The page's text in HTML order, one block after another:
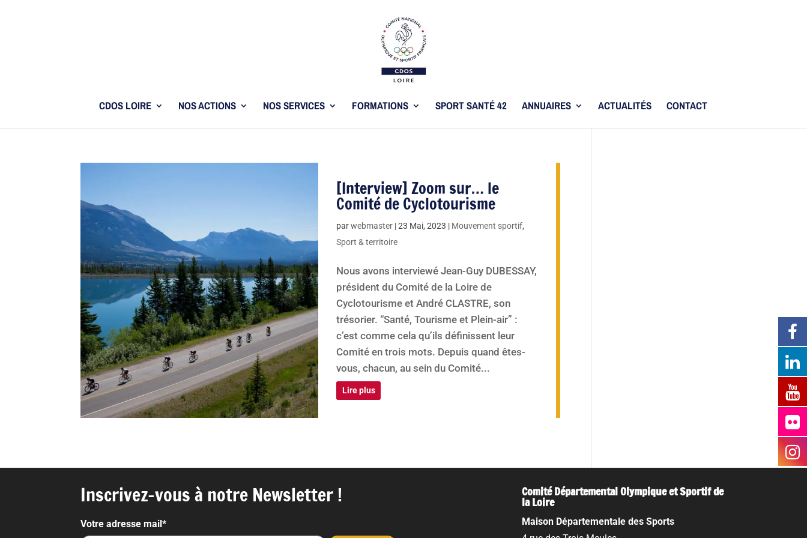
CDOS LOIRE NOS ACTIONS NOS SERVICES FORMATIONS SPORT SANTÉ 42 ANNUAIRES ACTUALITÉS CONTACT
[Interview] Zoom sur… le
Comité de Cyclotourisme
parwebmaster |23 Mai, 2023 | Mouvement sportif,
Sport & territoire
Nous avons interviewé Jean-Guy DUBESSAY,
président du Comité de la Loire de
Cyclotourisme et André CLASTRE, son
trésorier. “Santé, Tourisme et Plein-air” :
c’est comme cela qu’ils définissent leur
Comité en trois mots. Depuis quand êtes-
vous, chacun, au sein du Comité...
Lire plus
Inscrivez-vous à notre Newsletter !
Votre adresse mail*
Comité Départemental Olympique et Sportif de
la Loire
Maison Départementale des Sports